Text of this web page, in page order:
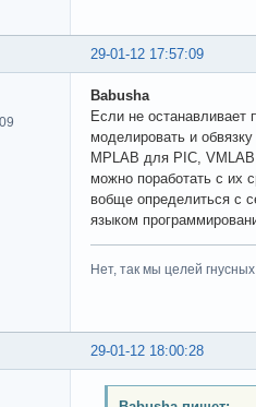
29-01-12 17:57:09
Babusha
Если не останавливает
моделировать и
MPLAB для PIC,
можно поработать с их
вобще определиться с
языком
Нет, так мы целей
29-01-12 18:00:28